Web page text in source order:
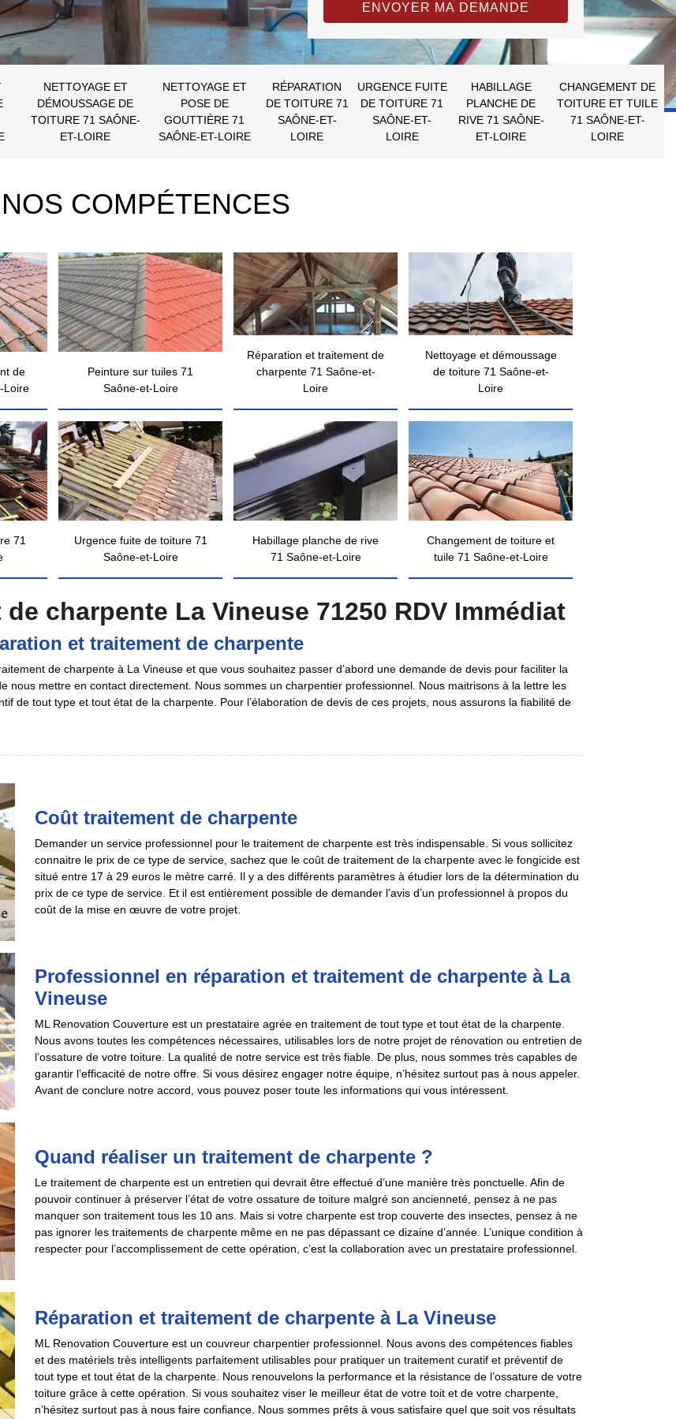
NETTOYAGE ET
DÉMOUSSAGE DE
TOITURE 71 SAÔNE-
ET-LOIRE
NETTOYAGE ET
POSE DE
GOUTTIÈRE 71
SAÔNE-ET-LOIRE
RÉPARATION
DE TOITURE 71
SAÔNE-ET-
LOIRE
URGENCE FUITE
DE TOITURE 71
SAÔNE-ET-
LOIRE
HABILLAGE
PLANCHE DE
RIVE 71 SAÔNE-
ET-LOIRE
CHANGEMENT DE
TOITURE ET TUILE
71 SAÔNE-ET-
LOIRE
NOS COMPÉTENCES
de
Loire
Peinture sur tuiles 71
Saône-et-Loire
Réparation et traitement de
charpente 71 Saône-et-
Loire
Nettoyage et démoussage
de toiture 71 Saône-et-
Loire
71
Urgence fuite de toiture 71
Saône-et-Loire
Habillage planche de rive
71 Saône-et-Loire
Changement de toiture et
tuile 71 Saône-et-Loire
charpente La Vineuse 71250 RDV Immédiat
et traitement de charpente
de charpente à La Vineuse et que vous souhaitez passer d’abord une demande de devis pour faciliter la
nous mettre en contact directement. Nous sommes un charpentier professionnel. Nous maitrisons à la lettre les
de tout type et tout état de la charpente. Pour l’élaboration de devis de ces projets, nous assurons la fiabilité de
Coût traitement de charpente
Demander un service professionnel pour le traitement de charpente est très indispensable. Si vous sollicitez
connaitre le prix de ce type de service, sachez que le coût de traitement de la charpente avec le fongicide est
situé entre 17 à 29 euros le mètre carré. Il y a des différents paramètres à étudier lors de la détermination du
prix de ce type de service. Et il est entièrement possible de demander l’avis d’un professionnel à propos du
coût de la mise en œuvre de votre projet.
Professionnel en réparation et traitement de charpente à La
Vineuse
ML Renovation Couverture est un prestataire agrée en traitement de tout type et tout état de la charpente.
Nous avons toutes les compétences nécessaires, utilisables lors de notre projet de rénovation ou entretien de
l’ossature de votre toiture. La qualité de notre service est très fiable. De plus, nous sommes très capables de
garantir l’efficacité de notre offre. Si vous désirez engager notre équipe, n’hésitez surtout pas à nous appeler.
Avant de conclure notre accord, vous pouvez poser toute les informations qui vous intéressent.
Quand réaliser un traitement de charpente ?
Le traitement de charpente est un entretien qui devrait être effectué d’une manière très ponctuelle. Afin de
pouvoir continuer à préserver l’état de votre ossature de toiture malgré son ancienneté, pensez à ne pas
manquer son traitement tous les 10 ans. Mais si votre charpente est trop couverte des insectes, pensez à ne
pas ignorer les traitements de charpente même en ne pas dépassant ce dizaine d’année. L’unique condition à
respecter pour l’accomplissement de cette opération, c’est la collaboration avec un prestataire professionnel.
Réparation et traitement de charpente à La Vineuse
ML Renovation Couverture est un couvreur charpentier professionnel. Nous avons des compétences fiables
et des matériels très intelligents parfaitement utilisables pour pratiquer un traitement curatif et préventif de
tout type et tout état de la charpente. Nous renouvelons la performance et la résistance de l’ossature de votre
toiture grâce à cette opération. Si vous souhaitez viser le meilleur état de votre toit et de votre charpente,
n’hésitez surtout pas à nous faire confiance. Nous sommes prêts à vous satisfaire quel que soit vos résultats